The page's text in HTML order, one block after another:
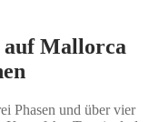
Mallorca
Phasen und über vier